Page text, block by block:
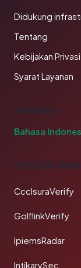
Didukung
Tentang
Kebijakan Privasi
Syarat Layanan
BAHASA
Bahasa
TAUTAN
CcclsuraVerify
GolflinkVerify
IpiemsRadar
IntikarySec